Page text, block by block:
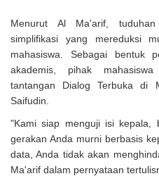
Menurut Al Ma'arif,
simplifikasi yang mereduksi
mahasiswa. Sebagai bentuk
akademis, pihak
tantangan Dialog Terbuka di
Saifudin.
"Kami siap menguji isi kepala,
gerakan Anda murni berbasis
data, Anda tidak akan
Ma'arif dalam pernyataan